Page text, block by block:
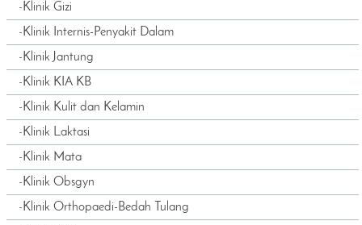
-Klinik Gizi
-Klinik Internis-Penyakit Dalam
-Klinik Jantung
-Klinik KIA KB
-Klinik Kulit dan Kelamin
-Klinik Laktasi
-Klinik Mata
-Klinik Obsgyn
-Klinik Orthopaedi-Bedah Tulang